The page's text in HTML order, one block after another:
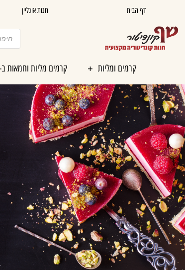
דף הבית חנות אונליין
קרמים ומליות קרמים מליות וחמאות ב-300